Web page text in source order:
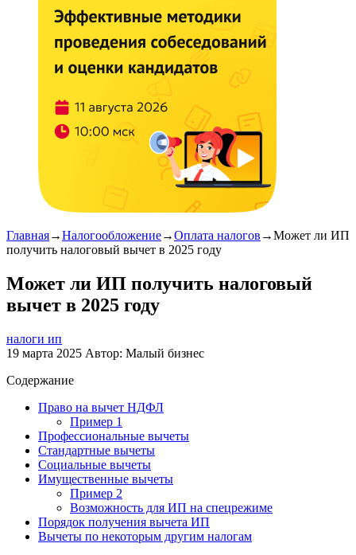
Главная→Налогообложение→Оплата налогов →Может ли ИП
получить налоговый вычет в 2025 году
Может ли ИП получить налоговый
вычет в 2025 году
налоги ип
19 марта 2025 Автор: Малый бизнес
Содержание
Право на вычет НДФЛ
Пример 1
Профессиональные вычеты
Стандартные вычеты
Социальные вычеты
Имущественные вычеты
Пример 2
Возможность для ИП на спецрежиме
Порядок получения вычета ИП
Вычеты по некоторым другим налогам